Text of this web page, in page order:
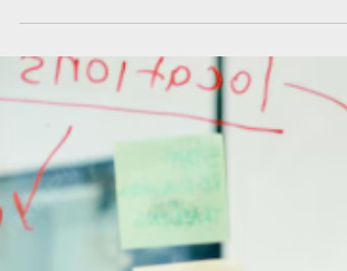
climáticos em políticas
públicas e leis de
incentivo
A COP 30 é uma oportunidade única para
impulsionar políticas públicas mais
ambiciosas e o uso estratégico das leis de
incentivo fiscal como ferramentas reais de
transformação socioambiental.